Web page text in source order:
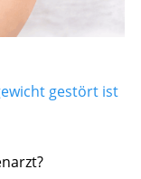
gestört ist